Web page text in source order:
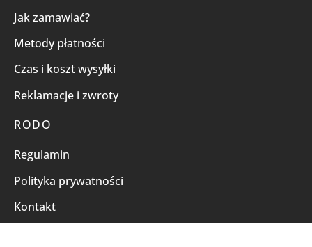
Jak zamawiać?
Metody płatności
Czas i koszt wysyłki
Reklamacje i zwroty
RODO
Regulamin
Polityka prywatności
Kontakt